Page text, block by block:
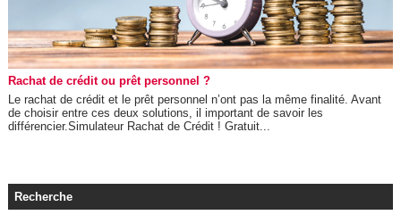
Rachat de crédit ou prêt personnel ?
Le rachat de crédit et le prêt personnel n’ont pas la même finalité. Avant
de choisir entre ces deux solutions, il important de savoir les
différencier.Simulateur Rachat de Crédit ! Gratuit...
Recherche